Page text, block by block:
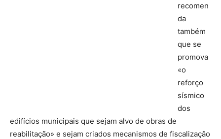
recomen
da
também
que se
promova
«o
reforço
sísmico
dos
edifícios municipais que sejam alvo de obras de
reabilitação» e sejam criados mecanismos de fiscalização